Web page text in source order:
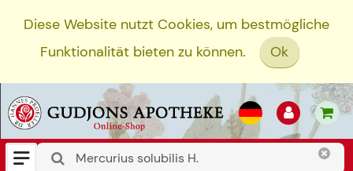
Diese Website nutzt Cookies, um bestmögliche
Funktionalität bieten zu können.
Ok